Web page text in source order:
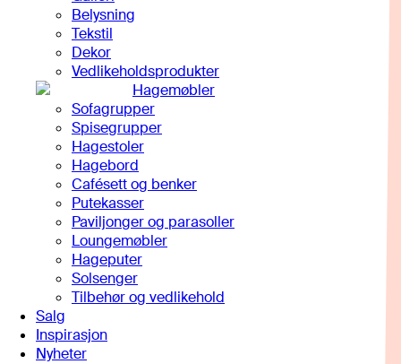
Belysning
Tekstil
Dekor
Vedlikeholdsprodukter
Hagemøbler
Sofagrupper
Spisegrupper
Hagestoler
Hagebord
Cafésett og benker
Putekasser
Paviljonger og parasoller
Loungemøbler
Hageputer
Solsenger
Tilbehør og vedlikehold
Salg
Inspirasjon
Nyheter